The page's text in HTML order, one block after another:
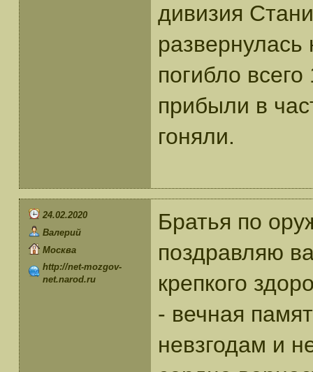
дивизия
развернулась
погибло
прибыли в
гоняли.
24.02.2020
Валерий
Москва
http://net-mozgov-
net.narod.ru
Братья по
поздравляю
крепкого
- вечная
невзгодам и